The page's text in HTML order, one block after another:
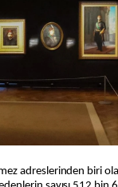
adreslerinden biri